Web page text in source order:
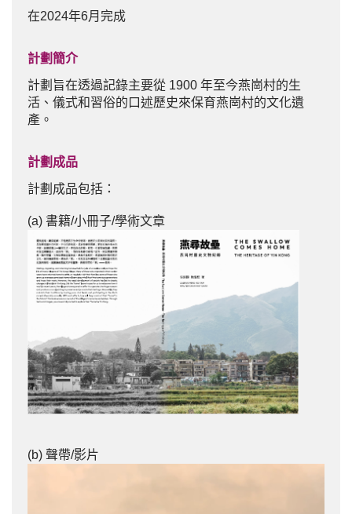
20周年誌慶花絮回顧
在2024年6月完成
計劃簡介
計劃旨在透過記錄主要從 1900 年至今燕崗村的生
活、儀式和習俗的口述歷史來保育燕崗村的文化遺
產。
計劃成品
計劃成品包括：
(a) 書籍/小冊子/學術文章
(b) 聲帶/影片